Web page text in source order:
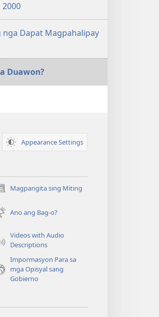
2000
nga Dapat Magpahalipay
Duawon?
Appearance Settings
Magpangita sing Miting
Ano ang Bag-o?
Videos with Audio
Descriptions
Impormasyon Para sa
mga Opisyal sang
Gobierno